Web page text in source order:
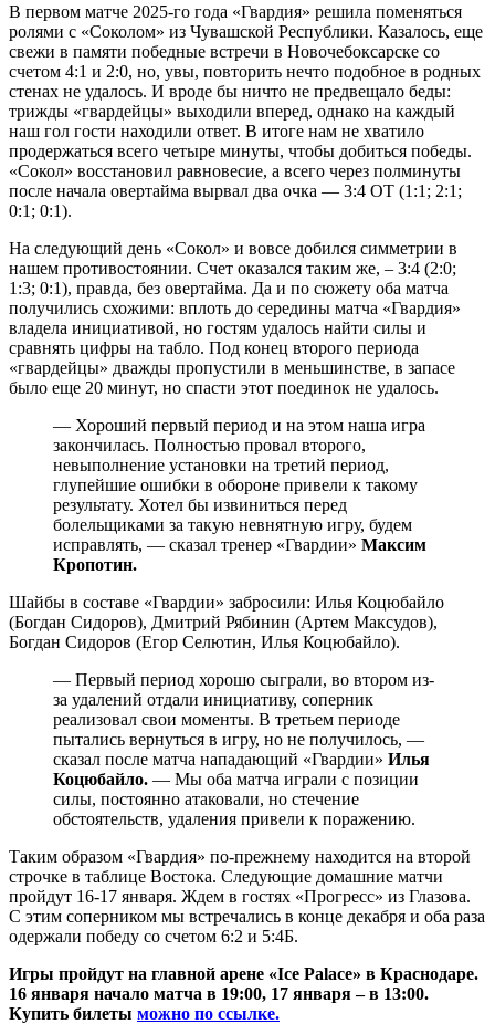
В первом матче 2025-го года «Гвардия» решила поменяться
ролями с «Соколом» из Чувашской Республики. Казалось, еще
свежи в памяти победные встречи в Новочебоксарске со
счетом 4:1 и 2:0, но, увы, повторить нечто подобное в родных
стенах не удалось. И вроде бы ничто не предвещало беды:
трижды «гвардейцы» выходили вперед, однако на каждый
наш гол гости находили ответ. В итоге нам не хватило
продержаться всего четыре минуты, чтобы добиться победы.
«Сокол» восстановил равновесие, а всего через полминуты
после начала овертайма вырвал два очка — 3:4 ОТ (1:1; 2:1;
0:1; 0:1).
На следующий день «Сокол» и вовсе добился симметрии в
нашем противостоянии. Счет оказался таким же, – 3:4 (2:0;
1:3; 0:1), правда, без овертайма. Да и по сюжету оба матча
получились схожими: вплоть до середины матча «Гвардия»
владела инициативой, но гостям удалось найти силы и
сравнять цифры на табло. Под конец второго периода
«гвардейцы» дважды пропустили в меньшинстве, в запасе
было еще 20 минут, но спасти этот поединок не удалось.
— Хороший первый период и на этом наша игра
закончилась. Полностью провал второго,
невыполнение установки на третий период,
глупейшие ошибки в обороне привели к такому
результату. Хотел бы извиниться перед
болельщиками за такую невнятную игру, будем
исправлять, — сказал тренер «Гвардии» Максим
Кропотин.
Шайбы в составе «Гвардии» забросили: Илья Коцюбайло
(Богдан Сидоров), Дмитрий Рябинин (Артем Максудов),
Богдан Сидоров (Егор Селютин, Илья Коцюбайло).
— Первый период хорошо сыграли, во втором из-
за удалений отдали инициативу, соперник
реализовал свои моменты. В третьем периоде
пытались вернуться в игру, но не получилось, —
сказал после матча нападающий «Гвардии» Илья
Коцюбайло. — Мы оба матча играли с позиции
силы, постоянно атаковали, но стечение
обстоятельств, удаления привели к поражению.
Таким образом «Гвардия» по-прежнему находится на второй
строчке в таблице Востока. Следующие домашние матчи
пройдут 16-17 января. Ждем в гостях «Прогресс» из Глазова.
С этим соперником мы встречались в конце декабря и оба раза
одержали победу со счетом 6:2 и 5:4Б.
Игры пройдут на главной арене «Ice Palace» в Краснодаре.
16 января начало матча в 19:00, 17 января – в 13:00.
Купить билеты можно по ссылке.